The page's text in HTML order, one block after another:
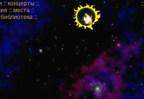
::концерты ::
:: места ::
библиотека::
::